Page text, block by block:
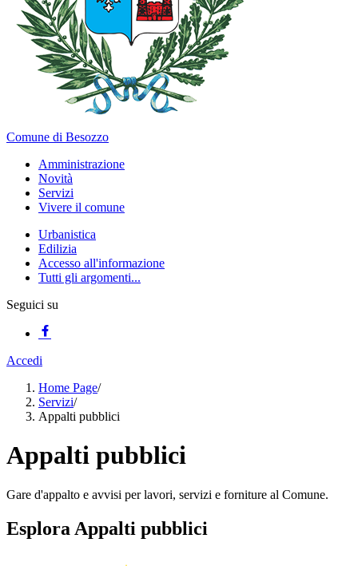
Comune di Besozzo
Amministrazione
Novità
Servizi
Vivere il comune
Urbanistica
Edilizia
Accesso all'informazione
Tutti gli argomenti...
Seguici su
Accedi
Home Page/
Servizi/
Appalti pubblici
Appalti pubblici
Gare d'appalto e avvisi per lavori, servizi e forniture al Comune.
Esplora Appalti pubblici